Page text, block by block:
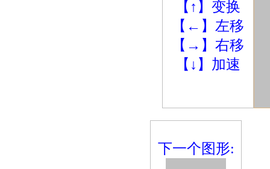
【↑】变换
【←】左移
【→】右移
【↓】加速
下一个图形: